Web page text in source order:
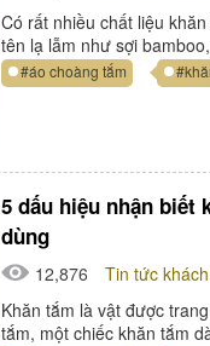
Có rất nhiều chất liệu
tên lạ lẫm như sợi
#áo choàng tắm
5 dấu hiệu nhận biết
dùng
12,876
Tin tức
Khăn tắm là vật được
tắm, một chiếc khăn tắm